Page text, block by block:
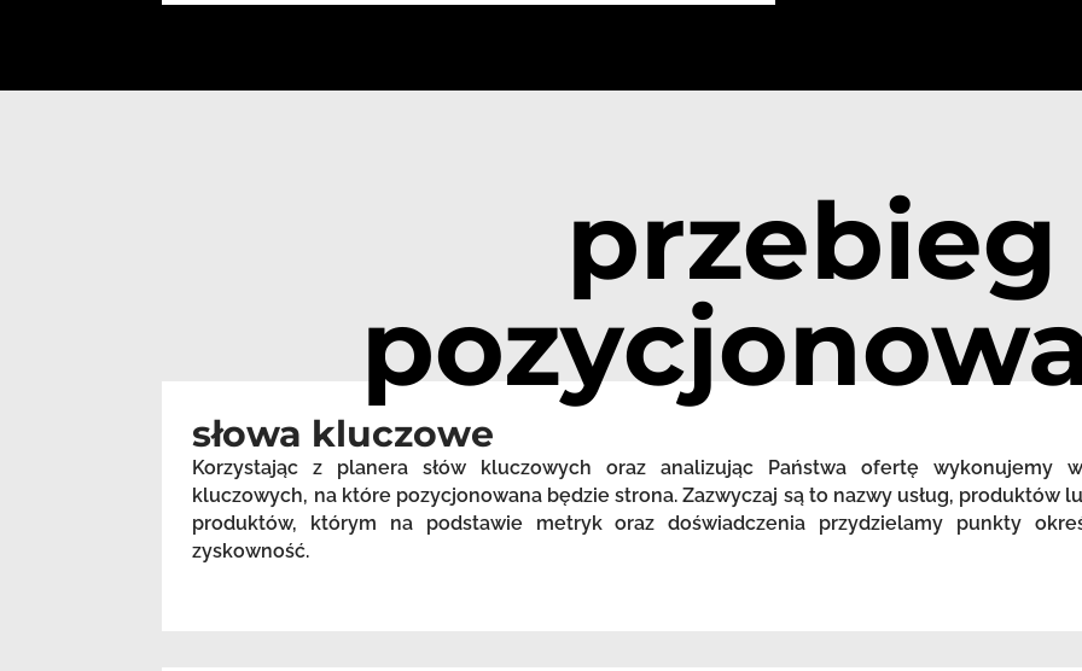
przebieg
słowa kluczowe
Korzystając z planera słów kluczowych oraz analizując Państwa ofertę wykonujemy
kluczowych, na które pozycjonowana będzie strona. Zazwyczaj są to nazwy usług, produktów
produktów, którym na podstawie metryk oraz doświadczenia przydzielamy punkty
zyskowność.